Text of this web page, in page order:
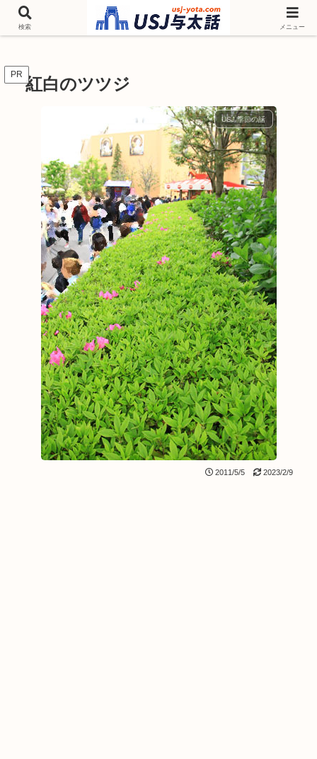
チケットやシーズンイベント ニンテンドーワールド アトラクションなどユニ
バを歩いて情報収集しています
PR 紅白のツツジ
USJ 季節の話
2011/5/5 2023/2/9
検索 メニュー